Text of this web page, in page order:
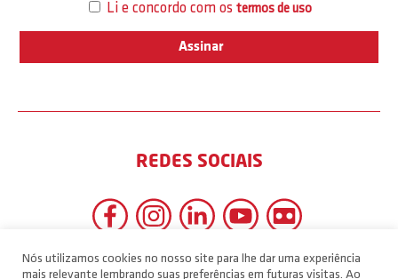
Li e concordo com os termos de uso
REDES SOCIAIS
Nós utilizamos cookies no nosso site para lhe dar uma experiência
mais relevante lembrando suas preferências em futuras visitas. Ao